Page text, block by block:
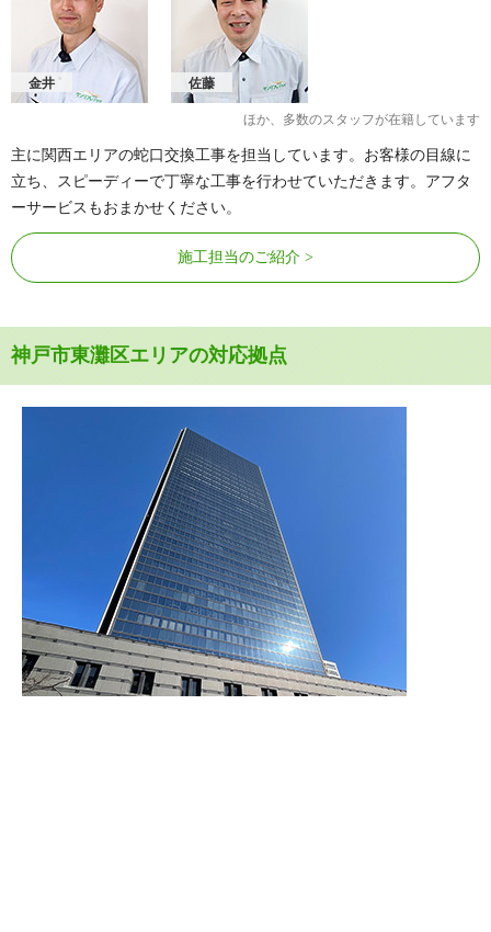
金井 佐藤
ほか、多数のスタッフが在籍しています
主に関西エリアの蛇口交換工事を担当しています。お客様の目線に
立ち、スピーディーで丁寧な工事を行わせていただきます。アフタ
ーサービスもおまかせください。
施工担当のご紹介
神戸市東灘区エリアの対応拠点